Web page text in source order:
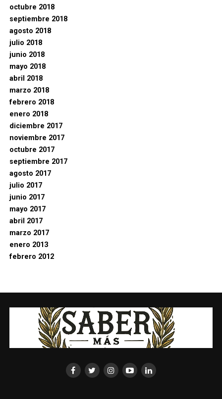
octubre 2018
septiembre 2018
agosto 2018
julio 2018
junio 2018
mayo 2018
abril 2018
marzo 2018
febrero 2018
enero 2018
diciembre 2017
noviembre 2017
octubre 2017
septiembre 2017
agosto 2017
julio 2017
junio 2017
mayo 2017
abril 2017
marzo 2017
enero 2013
febrero 2012